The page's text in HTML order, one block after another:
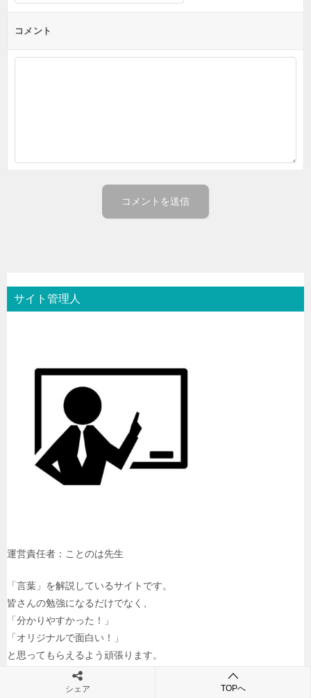
ョ
ンコメント
サイト管理人
運営責任者：ことのは先生
「言葉」を解説しているサイトです。
皆さんの勉強になるだけでなく、
「分かりやすかった！」
「オリジナルで面白い！」
と思ってもらえるよう頑張ります。
いつも皆さんの励みになるコメント、
本当にありがとうございます！
シェア TOPへ